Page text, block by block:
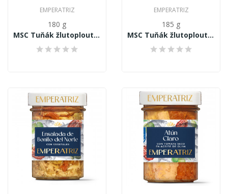
EMPERATRIZ
180 g
MSC Tuňák žlutoploutvý - Thunnus Albacares...
EMPERATRIZ
185 g
MSC Tuňák žlutoploutvý - Thunnus Albacares...